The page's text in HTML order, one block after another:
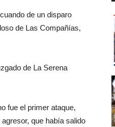
de un disparo
de Las Compañías,
de La Serena
fue el primer ataque,
que había salido